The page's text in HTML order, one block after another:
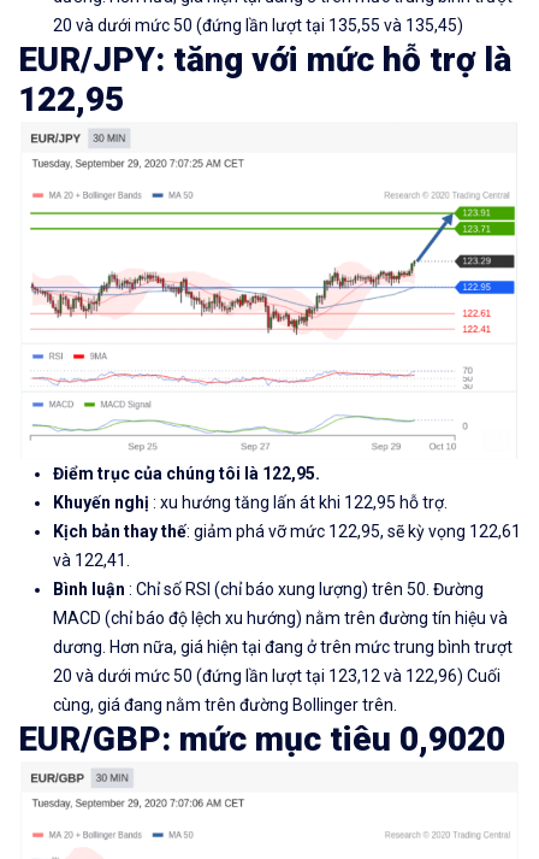
20 và dưới mức 50 (đứng lần lượt tại 135,55 và 135,45)
EUR/JPY: tăng với mức hỗ trợ là
122,95
Điểm trục của chúng tôi là 122,95.
Khuyến nghị : xu hướng tăng lấn át khi 122,95 hỗ trợ.
Kịch bản thay thế: giảm phá vỡ mức 122,95, sẽ kỳ vọng 122,61
và 122,41.
Bình luận : Chỉ số RSI (chỉ báo xung lượng) trên 50. Đường
MACD (chỉ báo độ lệch xu hướng) nằm trên đường tín hiệu và
dương. Hơn nữa, giá hiện tại đang ở trên mức trung bình trượt
20 và dưới mức 50 (đứng lần lượt tại 123,12 và 122,96) Cuối
cùng, giá đang nằm trên đường Bollinger trên.
EUR/GBP: mức mục tiêu 0,9020